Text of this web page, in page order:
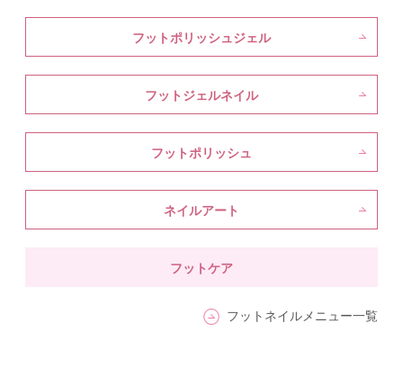
フットポリッシュジェル
フットジェルネイル
フットポリッシュ
ネイルアート
フットケア
フットネイルメニュー一覧